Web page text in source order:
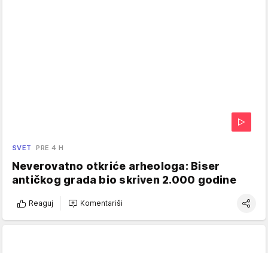
SVET PRE 4 H
Neverovatno otkriće arheologa: Biser
antičkog grada bio skriven 2.000 godine
Reaguj Komentariši